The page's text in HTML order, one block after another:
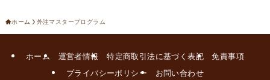
ホーム 外注マスタープログラム
ホーム 運営者情報 特定商取引法に基づく表記
免責事項
プライバシーポリシー
お問い合わせ